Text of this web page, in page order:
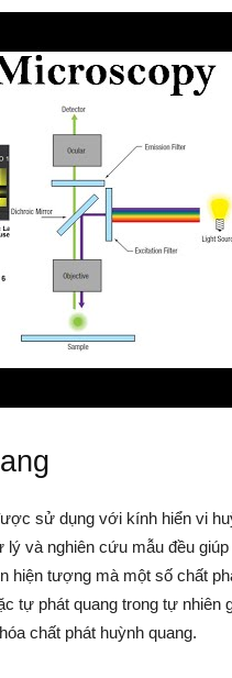
sử dụng với kính hiển vi
và nghiên cứu mẫu đều
hiện tượng mà một số chất
tự phát quang trong tự nhiên
chất phát huỳnh quang.